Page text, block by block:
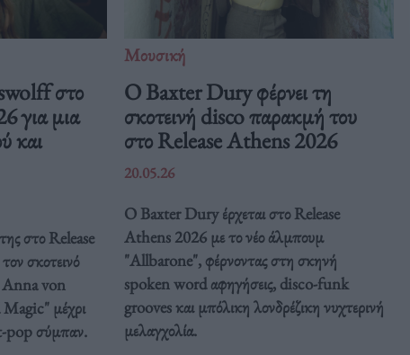
στο
για μια
και
στο Release
σκοτεινό
Anna von
μέχρι
pop σύμπαν.
Μουσική
Ο Baxter Dury φέρνει τη
σκοτεινή disco παρακμή του
στο Release Athens 2026
20.05.26
Ο Baxter Dury έρχεται στο Release
Athens 2026 με το νέο άλμπουμ
"Allbarone", φέρνοντας στη σκηνή
spoken word αφηγήσεις, disco-funk
grooves και μπόλικη λονδρέζικη νυχτερινή
μελαγχολία.